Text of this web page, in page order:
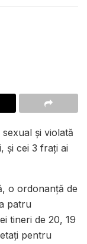
și violată
și cei 3 frați ai
o ordonanță de
patru
tineri de 20, 19
pentru